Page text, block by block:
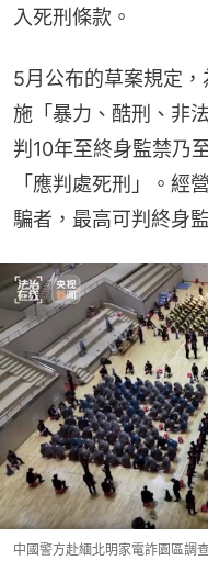
入死刑條款。
5月公布的草案規定
施「暴力、酷刑、非
判10年至終身監禁乃
「應判處死刑」。經
騙者，最高可判終身
中國警方赴緬北明家電詐園區調